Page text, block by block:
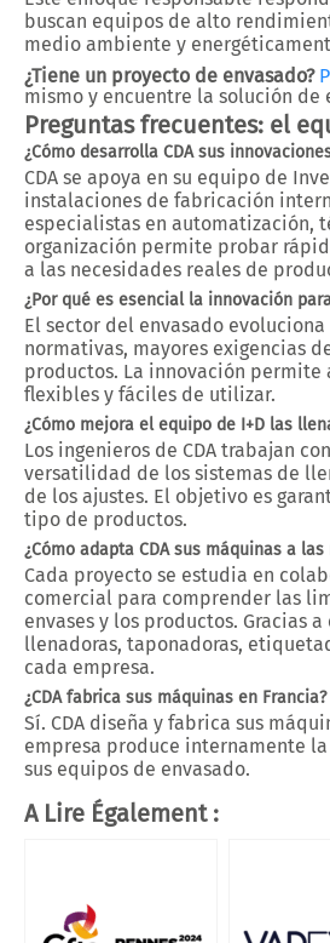
buscan equipos de alto
medio ambiente y
¿Tiene un proyecto de envasado?
mismo y encuentre la solución de
Preguntas frecuentes: el
¿Cómo desarrolla CDA sus
CDA se apoya en su equipo de
instalaciones de fabricación
especialistas en automatización,
organización permite probar
a las necesidades reales de
¿Por qué es esencial la innovación para
El sector del envasado
normativas, mayores exigencias
productos. La innovación permite
flexibles y fáciles de utilizar.
¿Cómo mejora el equipo de I+D las
Los ingenieros de CDA trabajan
versatilidad de los sistemas de
de los ajustes. El objetivo es
tipo de productos.
¿Cómo adapta CDA sus máquinas a
Cada proyecto se estudia en
comercial para comprender las
envases y los productos. Gracias
llenadoras, taponadoras,
cada empresa.
¿CDA fabrica sus máquinas en Francia?
Sí. CDA diseña y fabrica sus
empresa produce internamente
sus equipos de envasado.
A Lire Également :